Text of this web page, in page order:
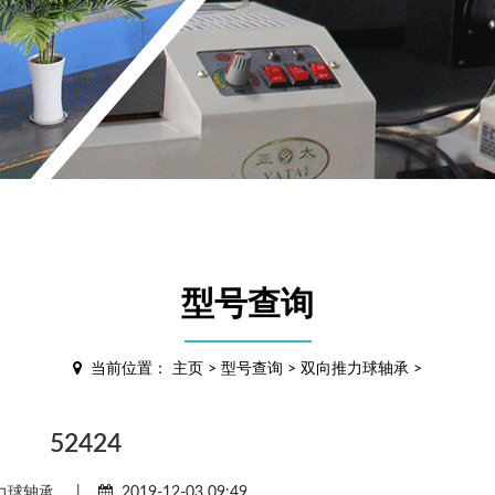
型号查询
当前位置： 主页 > 型号查询 > 双向推力球轴承 >
52424